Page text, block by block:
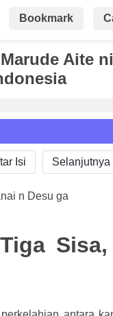
Bookmark
Aite
Isi Selanjutnya
n Desu ga